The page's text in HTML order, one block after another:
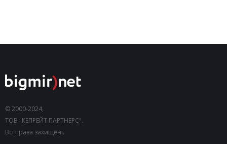
© 2000-2024,
ТОВ "КЕПРЕЙТ ПАРТНЕРС".
Всі права захищені.